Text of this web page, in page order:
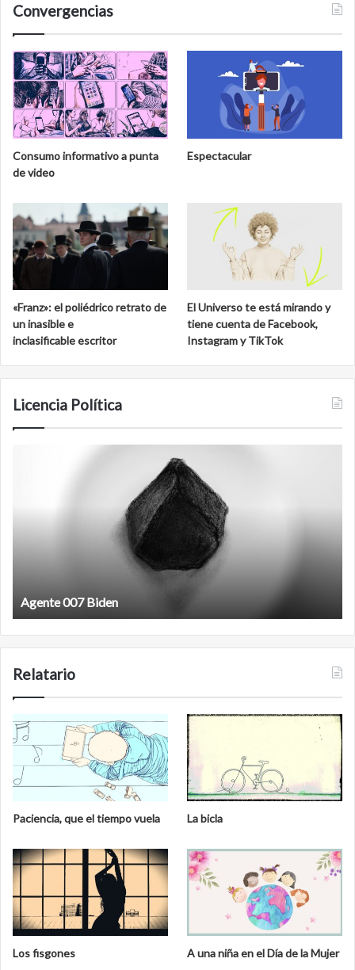
Convergencias
Consumo informativo a punta
de video
Espectacular
«Franz»: el poliédrico retrato de
un inasible e
inclasificable escritor
El Universo te está mirando y
tiene cuenta de Facebook,
Instagram y TikTok
Licencia Política
antineoliberal
Film antineoliberal
Relatario
Paciencia, que el tiempo vuela La bicla
Los fisgones A una niña en el Día de la Mujer